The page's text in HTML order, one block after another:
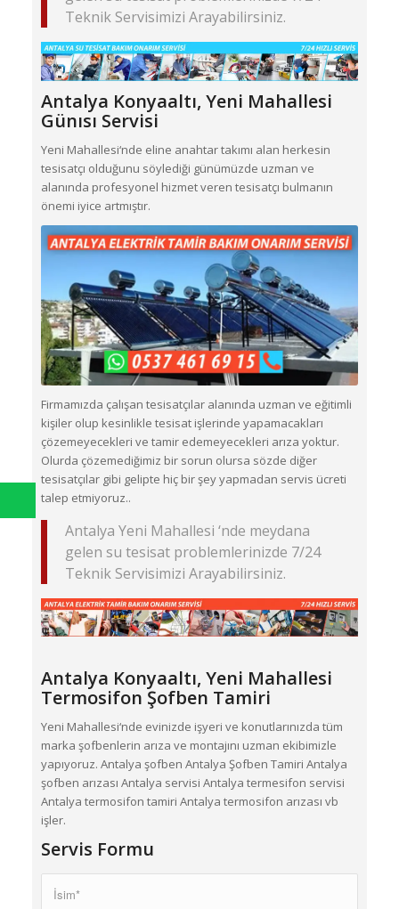
Teknik Servisimizi Arayabilirsiniz.
Antalya Konyaaltı, Yeni Mahallesi
Günısı Servisi
Yeni Mahallesi‘nde eline anahtar takımı alan herkesin
tesisatçı olduğunu söylediği günümüzde uzman ve
alanında profesyonel hizmet veren tesisatçı bulmanın
önemi iyice artmıştır.
Firmamızda çalışan tesisatçılar alanında uzman ve eğitimli
kişiler olup kesinlikle tesisat işlerinde yapamacakları
çözemeyecekleri ve tamir edemeyecekleri arıza yoktur.
Olurda çözemediğimiz bir sorun olursa sözde diğer
tesisatçılar gibi gelipte hiç bir şey yapmadan servis ücreti
talep etmiyoruz..
Antalya Yeni Mahallesi ‘nde meydana
gelen su tesisat problemlerinizde 7/24
Teknik Servisimizi Arayabilirsiniz.
Antalya Konyaaltı, Yeni Mahallesi
Termosifon Şofben Tamiri
Yeni Mahallesi‘nde evinizde işyeri ve konutlarınızda tüm
marka şofbenlerin arıza ve montajını uzman ekibimizle
yapıyoruz. Antalya şofben Antalya Şofben Tamiri Antalya
şofben arızası Antalya servisi Antalya termesifon servisi
Antalya termosifon tamiri Antalya termosifon arızası vb
işler.
Servis Formu